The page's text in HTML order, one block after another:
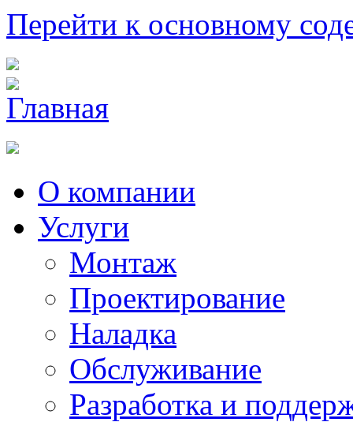
Перейти к основному
О компании
Услуги
Монтаж
Проектирование
Наладка
Обслуживание
Разработка и